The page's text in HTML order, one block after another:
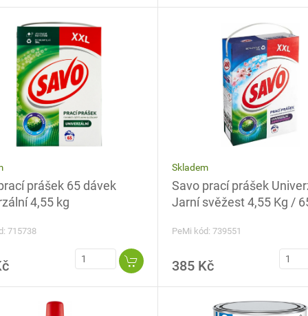
prášek 65 dávek
4,55 kg
715738
Skladem
Savo prací prášek
Jarní svěžest 4,55 Kg /
PeMi kód: 739551
385 Kč